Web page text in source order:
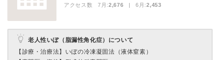
アクセス数 7月:2,676 | 6月:2,453
老人性いぼ（脂漏性角化症）について
【診療・治療法】 いぼの冷凍凝固法（液体窒素）